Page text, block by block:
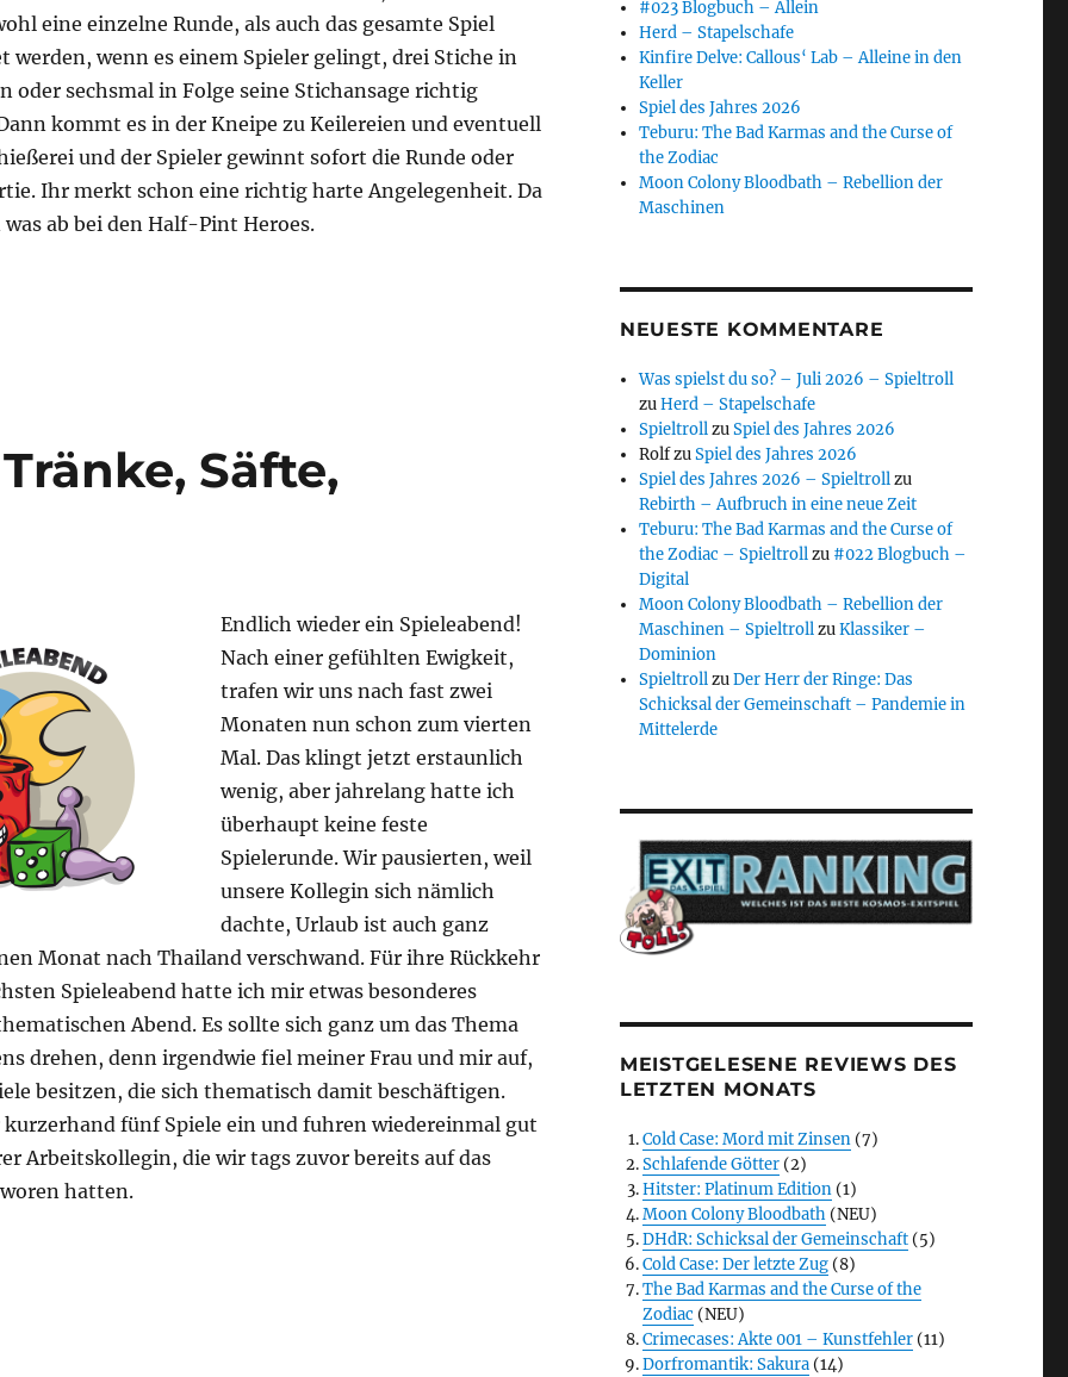
eine einzelne Runde, als auch das gesamte Spiel
werden, wenn es einem Spieler gelingt, drei Stiche in
oder sechsmal in Folge seine Stichansage richtig
kommt es in der Kneipe zu Keilereien und eventuell
und der Spieler gewinnt sofort die Runde oder
Ihr merkt schon eine richtig harte Angelegenheit. Da
ab bei den Half-Pint Heroes.
Säfte,
Endlich wieder ein Spieleabend!
Nach einer gefühlten Ewigkeit,
trafen wir uns nach fast zwei
Monaten nun schon zum vierten
Mal. Das klingt jetzt erstaunlich
wenig, aber jahrelang hatte ich
überhaupt keine feste
Spielerunde. Wir pausierten, weil
unsere Kollegin sich nämlich
dachte, Urlaub ist auch ganz
Monat nach Thailand verschwand. Für ihre Rückkehr
Spieleabend hatte ich mir etwas besonderes
Abend. Es sollte sich ganz um das Thema
drehen, denn irgendwie fiel meiner Frau und mir auf,
besitzen, die sich thematisch damit beschäftigen.
fünf Spiele ein und fuhren wiedereinmal gut
Arbeitskollegin, die wir tags zuvor bereits auf das
hatten.
Tränke, Säfte, Cocktails“
#023 Blogbuch – Allein
Herd – Stapelschafe
Kinfire Delve: Callous‘ Lab – Alleine in den
Keller
Spiel des Jahres 2026
Teburu: The Bad Karmas and the Curse of
the Zodiac
Moon Colony Bloodbath – Rebellion der
Maschinen
NEUESTE KOMMENTARE
Was spielst du so? – Juli 2026 – Spieltroll
zuHerd – Stapelschafe
SpieltrollzuSpiel des Jahres 2026
RolfzuSpiel des Jahres 2026
Spiel des Jahres 2026 – Spieltrollzu
Rebirth – Aufbruch in eine neue Zeit
Teburu: The Bad Karmas and the Curse of
the Zodiac – Spieltrollzu #022 Blogbuch –
Digital
Moon Colony Bloodbath – Rebellion der
Maschinen – SpieltrollzuKlassiker –
Dominion
SpieltrollzuDer Herr der Ringe: Das
Schicksal der Gemeinschaft – Pandemie in
Mittelerde
MEISTGELESENE REVIEWS DES
LETZTEN MONATS
Cold Case: Mord mit Zinsen (7)
Schlafende Götter (2)
Hitster: Platinum Edition (1)
Moon Colony Bloodbath (NEU)
DHdR: Schicksal der Gemeinschaft (5)
Cold Case: Der letzte Zug (8)
The Bad Karmas and the Curse of the
Zodiac (NEU)
Crimecases: Akte 001 – Kunstfehler (11)
Dorfromantik: Sakura (14)